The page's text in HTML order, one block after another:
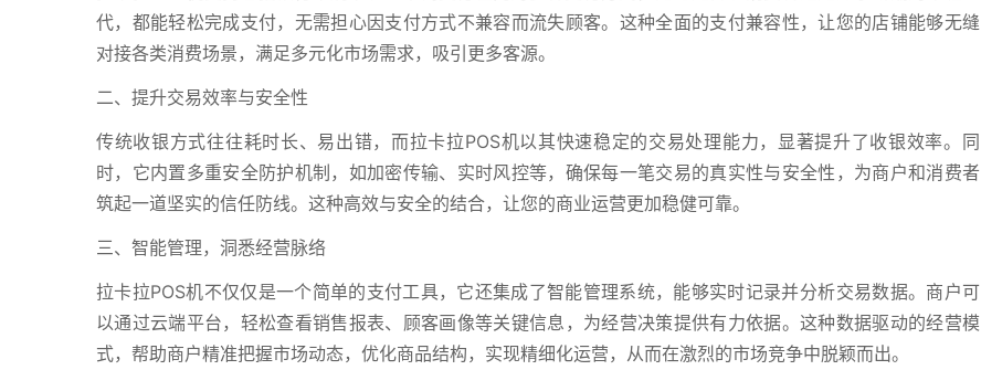
代，都能轻松完成支付，无需担心因支付方式不兼容而流失顾客。这种全面的支付兼容性，让您的店铺能够无缝
对接各类消费场景，满足多元化市场需求，吸引更多客源。
二、提升交易效率与安全性
传统收银方式往往耗时长、易出错，而拉卡拉POS机以其快速稳定的交易处理能力，显著提升了收银效率。同
时，它内置多重安全防护机制，如加密传输、实时风控等，确保每一笔交易的真实性与安全性，为商户和消费者
筑起一道坚实的信任防线。这种高效与安全的结合，让您的商业运营更加稳健可靠。
三、智能管理，洞悉经营脉络
拉卡拉POS机不仅仅是一个简单的支付工具，它还集成了智能管理系统，能够实时记录并分析交易数据。商户可
以通过云端平台，轻松查看销售报表、顾客画像等关键信息，为经营决策提供有力依据。这种数据驱动的经营模
式，帮助商户精准把握市场动态，优化商品结构，实现精细化运营，从而在激烈的市场竞争中脱颖而出。